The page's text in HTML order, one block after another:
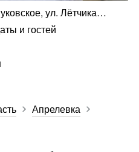
ул. Лётчика
и гостей
Апрелевка